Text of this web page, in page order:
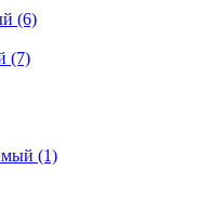
(6)
(7)
(1)